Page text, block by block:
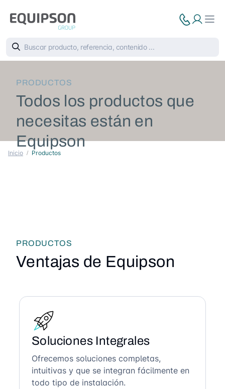
PRODUCTOS
Todos los productos que
necesitas están en
Equipson
Inicio Productos
PRODUCTOS
Ventajas de Equipson
Soluciones Integrales
Ofrecemos soluciones completas,
intuitivas y que se integran fácilmente en
todo tipo de instalación.